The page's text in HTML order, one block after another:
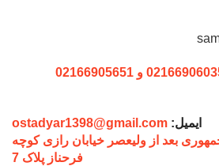
و 02166905651
ایمیل: ostadyar1398@gmail.com
بعد از ولیعصر خیابان رازی کوچه
فرحناز پلاک 7